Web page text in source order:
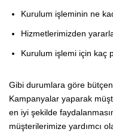
Kurulum işleminin ne
Hizmetlerimizden
Kurulum işlemi için kaç
Gibi durumlara göre
Kampanyalar yaparak
en iyi şekilde
müşterilerimize yardımcı